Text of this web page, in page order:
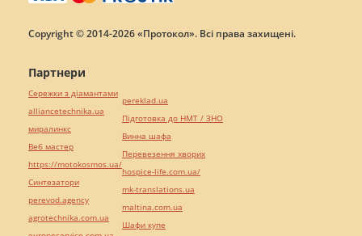
Copyright © 2014-2026 «Протокол». Всі права захищені.
Партнери
Сережки з діамантами
alliancetechnika.ua
миралинкс
Веб мастер
https://motokosmos.ua/
Синтезатори
perevod.agency
agrotechnika.com.ua
pereklad.ua
Підготовка до НМТ / ЗНО
Винна шафа
Перевезення хворих
hospice-life.com.ua/
mk-translations.ua
maltina.com.ua
Шафи купе